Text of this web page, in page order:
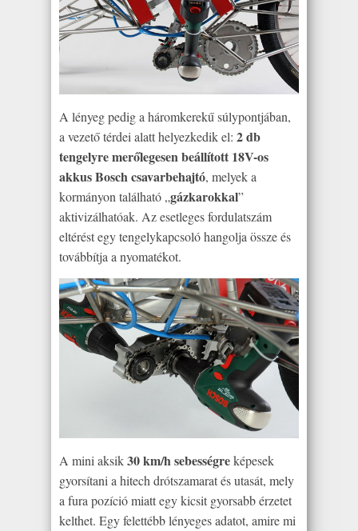
A lényeg pedig a háromkerekű súlypontjában,
a vezető térdei alatt helyezkedik el: 2 db
tengelyre merőlegesen beállított 18V-os
akkus Bosch csavarbehajtó, melyek a
kormányon található „gázkarokkal”
aktivizálhatóak. Az esetleges fordulatszám
eltérést egy tengelykapcsoló hangolja össze és
továbbítja a nyomatékot.
A mini aksik30 km/h sebességreképesek
gyorsítani a hitech drótszamarat és utasát, mely
a fura pozíció miatt egy kicsit gyorsabb érzetet
kelthet. Egy felettébb lényeges adatot, amire mi